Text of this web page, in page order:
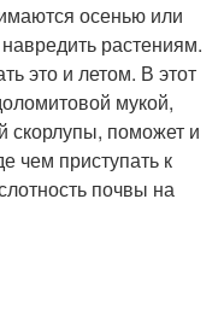
осенью или
растениям.
это и летом. В этот
мукой,
скорлупы, поможет и
чем приступать к
почвы на